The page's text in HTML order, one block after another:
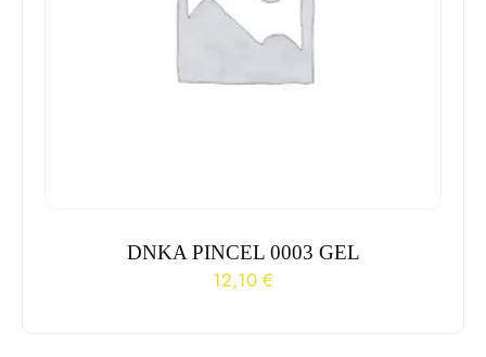
DNKA PINCEL 0003 GEL
12,10 €